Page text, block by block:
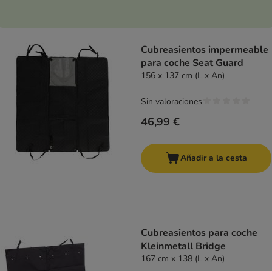
Cubreasientos impermeable
para coche Seat Guard
156 x 137 cm (L x An)
46,99 €
Sin valoraciones
Añadir a la cesta
Cubreasientos para coche
Kleinmetall Bridge
167 cm x 138 (L x An)